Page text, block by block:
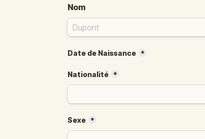
Nom
Date de Naissance *
Nationalité *
Sexe *